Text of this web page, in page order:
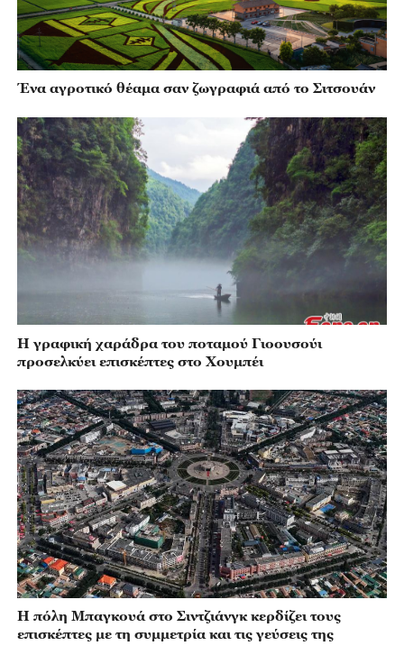
Ένα αγροτικό θέαμα σαν ζωγραφιά από το Σιτσουάν
Η γραφική χαράδρα του ποταμού Γιοουσούι
προσελκύει επισκέπτες στο Χουμπέι
Η πόλη Μπαγκουά στο Σιντζιάνγκ κερδίζει τους
επισκέπτες με τη συμμετρία και τις γεύσεις της